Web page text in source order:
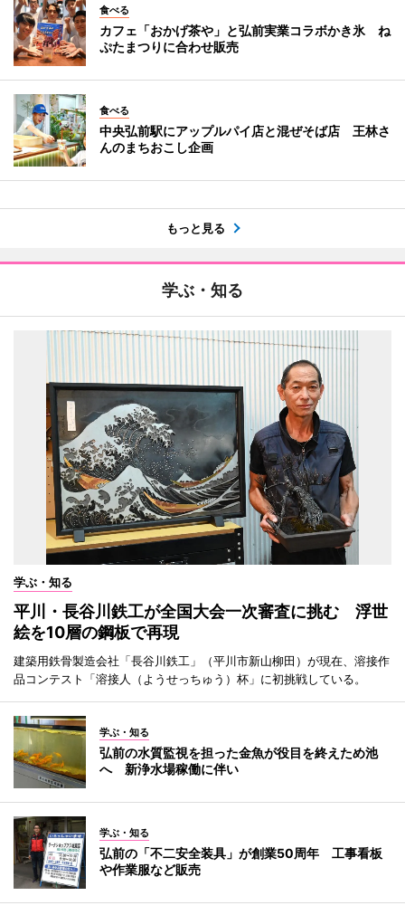
食べる
カフェ「おかげ茶や」と弘前実業コラボかき氷 ね
ぷたまつりに合わせ販売
食べる
中央弘前駅にアップルパイ店と混ぜそば店 王林さ
んのまちおこし企画
もっと見る
学ぶ・知る
学ぶ・知る
平川・長谷川鉄工が全国大会一次審査に挑む 浮世
絵を10層の鋼板で再現
建築用鉄骨製造会社「長谷川鉄工」（平川市新山柳田）が現在、溶接作
品コンテスト「溶接人（ようせっちゅう）杯」に初挑戦している。
学ぶ・知る
弘前の水質監視を担った金魚が役目を終えため池
へ 新浄水場稼働に伴い
学ぶ・知る
弘前の「不二安全装具」が創業50周年 工事看板
や作業服など販売